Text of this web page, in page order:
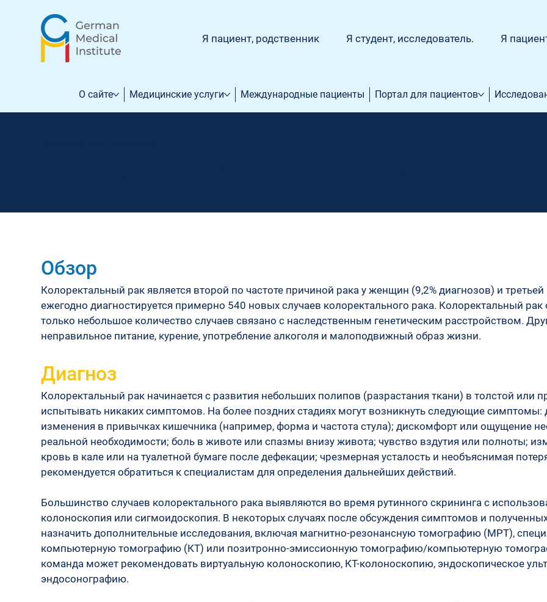
Я пациент, родственник Я студент, исследователь. Я
О сайте Медицинские услуги Международные пациенты Портал для пациентов
Обзор
Колоректальный рак является второй по частоте причиной рака у женщин (9,2% диагнозов) и
ежегодно диагностируется примерно 540 новых случаев колоректального рака. Колоректальный
только небольшое количество случаев связано с наследственным генетическим расстройством.
неправильное питание, курение, употребление алкоголя и малоподвижный образ жизни.
Диагноз
Колоректальный рак начинается с развития небольших полипов (разрастания ткани) в толстой
испытывать никаких симптомов. На более поздних стадиях могут возникнуть следующие симптомы:
изменения в привычках кишечника (например, форма и частота стула); дискомфорт или ощущение
реальной необходимости; боль в животе или спазмы внизу живота; чувство вздутия или полноты;
кровь в кале или на туалетной бумаге после дефекации; чрезмерная усталость и необъяснимая
рекомендуется обратиться к специалистам для определения дальнейших действий.
Большинство случаев колоректального рака выявляются во время рутинного скрининга с
колоноскопия или сигмоидоскопия. В некоторых случаях после обсуждения симптомов и
назначить дополнительные исследования, включая магнитно-резонансную томографию (МРТ),
компьютерную томографию (КТ) или позитронно-эмиссионную томографию/компьютерную
команда может рекомендовать виртуальную колоноскопию, КТ-колоноскопию, эндоскопическое
эндосонографию.